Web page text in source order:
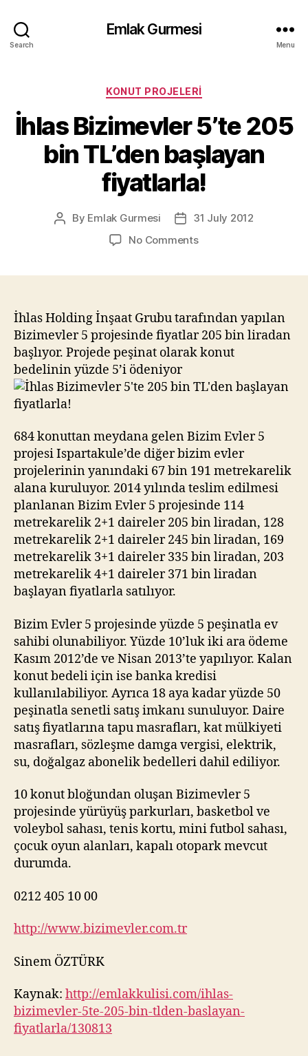
Search
Emlak Gurmesi
Menu
Categories
KONUT PROJELERI
İhlas Bizimevler 5’te 205
bin TL’den başlayan
fiyatlarla!
Post
By Emlak Gurmesi
Post31 July 2012
No Commentson
bin
TL’den
başlayan
fiyatlarla!
İhlas Holding İnşaat Grubu tarafından yapılan
Bizimevler 5 projesinde fiyatlar 205 bin liradan
başlıyor. Projede peşinat olarak konut
bedelinin yüzde 5’i ödeniyor
684 konuttan meydana gelen Bizim Evler 5
projesi Ispartakule’de diğer bizim evler
projelerinin yanındaki 67 bin 191 metrekarelik
alana kuruluyor. 2014 yılında teslim edilmesi
planlanan Bizim Evler 5 projesinde 114
metrekarelik 2+1 daireler 205 bin liradan, 128
metrekarelik 2+1 daireler 245 bin liradan, 169
metrekarelik 3+1 daireler 335 bin liradan, 203
metrekarelik 4+1 daireler 371 bin liradan
başlayan fiyatlarla satılıyor.
Bizim Evler 5 projesinde yüzde 5 peşinatla ev
sahibi olunabiliyor. Yüzde 10’luk iki ara ödeme
Kasım 2012’de ve Nisan 2013’te yapılıyor. Kalan
konut bedeli için ise banka kredisi
kullanılabiliyor. Ayrıca 18 aya kadar yüzde 50
peşinatla senetli satış imkanı sunuluyor. Daire
satış fiyatlarına tapu masrafları, kat mülkiyeti
masrafları, sözleşme damga vergisi, elektrik,
su, doğalgaz abonelik bedelleri dahil ediliyor.
10 konut bloğundan oluşan Bizimevler 5
projesinde yürüyüş parkurları, basketbol ve
voleybol sahası, tenis kortu, mini futbol sahası,
çocuk oyun alanları, kapalı otopark mevcut
durumda.
0212 405 10 00
http://www.bizimevler.com.tr
Sinem ÖZTÜRK
Kaynak: http://emlakkulisi.com/ihlas-
bizimevler-5te-205-bin-tlden-baslayan-
fiyatlarla/130813